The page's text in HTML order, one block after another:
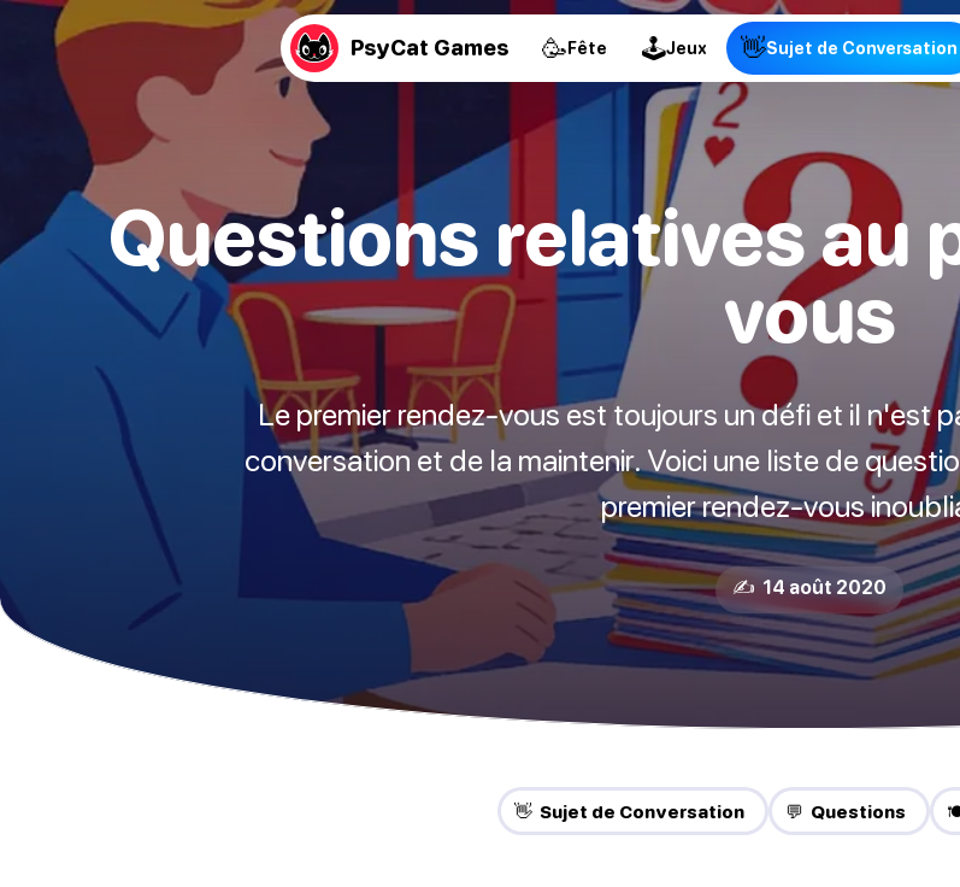
PsyCat Games 🥳Fête 🕹Jeux 👋Sujet de Conversation
Questions relatives au
vous
Le premier rendez-vous est toujours un défi et il n'est
conversation et de la maintenir. Voici une liste de
premier rendez-vous
✍️ 14 août 2020
👋 Sujet de Conversation 💬 Questions